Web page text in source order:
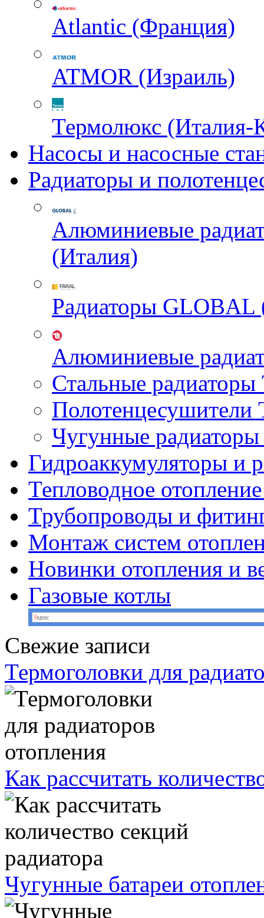
Atlantic (Франция)
ATMOR (Израиль)
Термолюкс (Италия-
Насосы и насосные
Радиаторы и
Алюминиевые
(Италия)
Радиаторы GLOBAL
Алюминиевые
Стальные
Чугунные
Гидроаккумуляторы и
Тепловодное
Трубопроводы и
Монтаж систем
Новинки отопления и
Газовые котлы
Свежие записи
Термоголовки для
Как рассчитать
Чугунные батареи